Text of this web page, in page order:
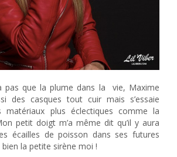
pas que la plume dans la vie, Maxime
des casques tout cuir mais s’essaie
matériaux plus éclectiques comme la
petit doigt m’a même dit qu’il y aura
écailles de poisson dans ses futures
bien la petite sirène moi !